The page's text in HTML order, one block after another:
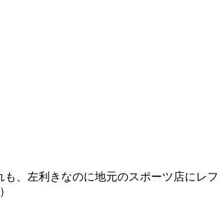
、左利きなのに地元のスポーツ店にレフ